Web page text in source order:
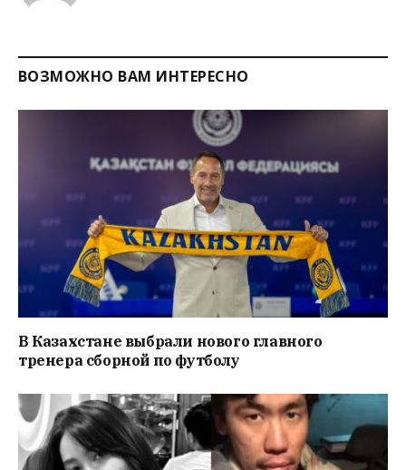
ВОЗМОЖНО ВАМ ИНТЕРЕСНО
В Казахстане выбрали нового главного
тренера сборной по футболу